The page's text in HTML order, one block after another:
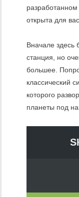
открыта для
Вначале здесь
станция, но
большее.
классический
которого
планеты под